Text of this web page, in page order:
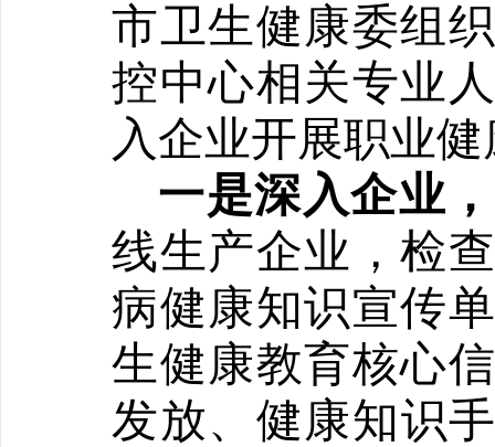
市卫生健康委组
控中心相关专业
入企业开展职业
一是深入企业
线生产企业，检
病健康知识宣传
生健康教育核心
发放、健康知识